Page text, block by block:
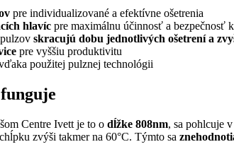
pre individualizované a efektívne ošetrenia
hlavíc pre maximálnu účinnosť a bezpečnosť
skracujú dobu jednotlivých ošetrení a
pre vyššiu produktivitu
použitej pulznej technológii
Centre Ivett je to o dĺžke 808nm, sa pohlcuje v
zvýši takmer na 60°C. Týmto sa